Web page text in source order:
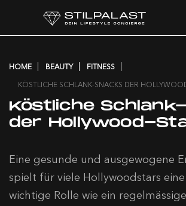
HOME BEAUTY
FITNESS
KÖSTLICHE SCHLANK-SNACKS DER
Köstliche
der Hollywood-
Eine gesunde und ausgewogene
spielt für viele Hollywoodstars
wichtige Rolle wie ein